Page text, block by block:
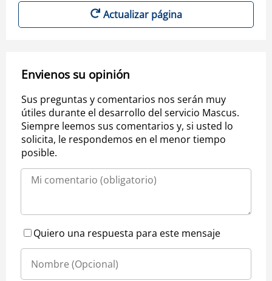
Actualizar página
Envienos su opinión
Sus preguntas y comentarios nos serán muy
útiles durante el desarrollo del servicio Mascus.
Siempre leemos sus comentarios y, si usted lo
solicita, le respondemos en el menor tiempo
posible.
Quiero una respuesta para este mensaje